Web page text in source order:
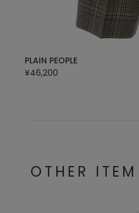
PLAIN PEOPLE
¥46,200
OTHER ITEM